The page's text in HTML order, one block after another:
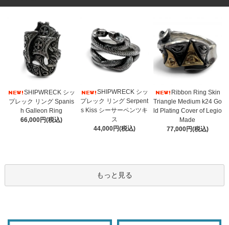
SHIPWRECK シッ
プレック リング Spanis
h Galleon Ring
66,000円(税込)
SHIPWRECK シッ
プレック リング Serpent
s Kiss シーサーペンツキ
ス
44,000円(税込)
Ribbon Ring Skin
Triangle Medium k24 Go
ld Plating Cover of Legio
Made
77,000円(税込)
もっと見る